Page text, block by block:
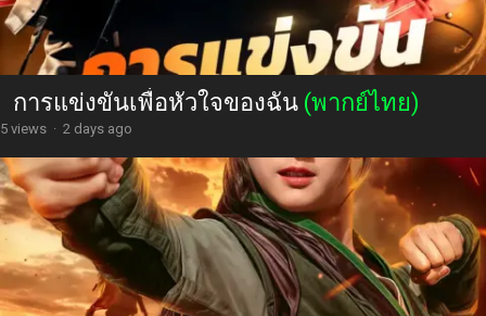
การแข่งขันเพื่อหัวใจของฉัน (พากย์ไทย)
5 views · 2 days ago